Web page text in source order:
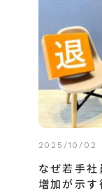
2025/10/02
なぜ若手社
増加が示